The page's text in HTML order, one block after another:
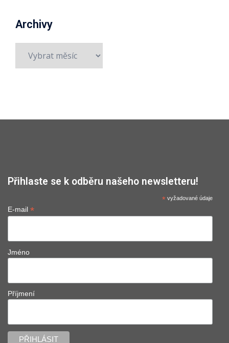
Archivy
Přihlaste se k odběru našeho newsletteru!
* vyžadované údaje
E-mail *
Jméno
Příjmení